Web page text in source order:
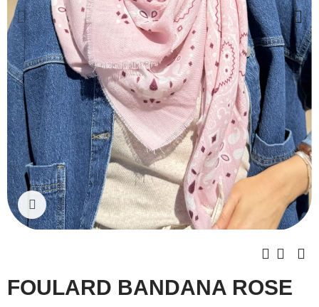
Cliquez pour agrandir
FOULARD BANDANA ROSE